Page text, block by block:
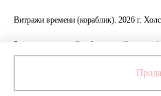
Витражи времени (кораблик). 2026 г.
За дополнительной информацией о ценах/
к менеджеру по номеру: +7 999 472 84 11